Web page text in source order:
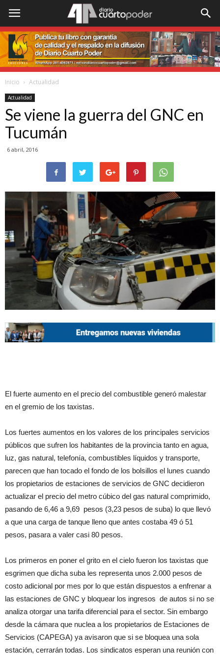
Inicio Actualidad
Actualidad
Se viene la guerra del GNC en
Tucumán
6 abril, 2016
El fuerte aumento en el precio del combustible generó malestar
en el gremio de los taxistas.
Los fuertes aumentos en los valores de los principales servicios
públicos que sufren los habitantes de la provincia tanto en agua,
luz, gas natural, telefonía, combustibles líquidos y transporte,
parecen que han tocado el fondo de los bolsillos el lunes cuando
los propietarios de estaciones de servicios de GNC decidieron
actualizar el precio del metro cúbico del gas natural comprimido,
pasando de 6,46 a 9,69 pesos (3,23 pesos de suba) lo que llevó
a que una carga de tanque lleno que antes costaba 49 ó 51
pesos, pasara a valer casi 80 pesos.
Los primeros en poner el grito en el cielo fueron los taxistas que
esgrimen que dicha suba les representa unos 2.000 pesos de
costo adicional por mes por lo que están dispuestos a enfrenar a
las estaciones de GNC y bloquear los ingresos de autos si no se
analiza otorgar una tarifa diferencial para el sector. Sin embargo
desde la cámara que nuclea a los propietarios de Estaciones de
Servicios (CAPEGA) ya avisaron que si se bloquea una sola
estación, cerrarán todas. Los sindicatos esperan una reunión con